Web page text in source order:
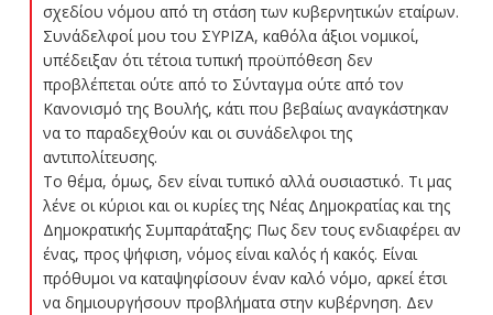
σχεδίου νόμου από τη στάση των κυβερνητικών εταίρων.
Συνάδελφοί μου του ΣΥΡΙΖΑ, καθόλα άξιοι νομικοί,
υπέδειξαν ότι τέτοια τυπική προϋπόθεση δεν
προβλέπεται ούτε από το Σύνταγμα ούτε από τον
Κανονισμό της Βουλής, κάτι που βεβαίως αναγκάστηκαν
να το παραδεχθούν και οι συνάδελφοι της
αντιπολίτευσης.
Το θέμα, όμως, δεν είναι τυπικό αλλά ουσιαστικό. Τι μας
λένε οι κύριοι και οι κυρίες της Νέας Δημοκρατίας και της
Δημοκρατικής Συμπαράταξης; Πως δεν τους ενδιαφέρει αν
ένας, προς ψήφιση, νόμος είναι καλός ή κακός. Είναι
πρόθυμοι να καταψηφίσουν έναν καλό νόμο, αρκεί έτσι
να δημιουργήσουν προβλήματα στην κυβέρνηση. Δεν